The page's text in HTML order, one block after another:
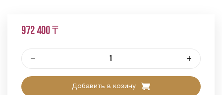
972 400 ₸
– +
Добавить в козину